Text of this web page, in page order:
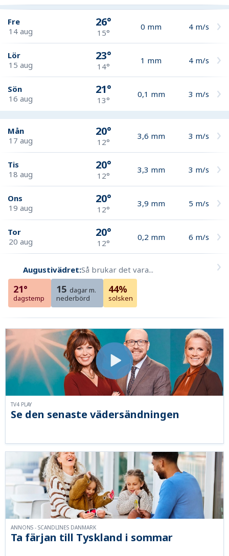
Fre
14 aug
26°
15°
0 mm 4 m/s
Lör
15 aug
23°
14°
1 mm 4 m/s
Sön
16 aug
21°
13°
0,1 mm 3 m/s
Mån
17 aug
20°
12°
3,6 mm 3 m/s
Tis
18 aug
20°
12°
3,3 mm 3 m/s
Ons
19 aug
20°
12°
3,9 mm 5 m/s
Tor
20 aug
20°
12°
0,2 mm 6 m/s
Augustivädret:Så brukar det vara...
21°
dagstemp
15 dagar m.
nederbörd
44%
solsken
Se den senaste vädersändningen
TV4 PLAY
Ta färjan till Tyskland i sommar
ANNONS - SCANDLINES DANMARK